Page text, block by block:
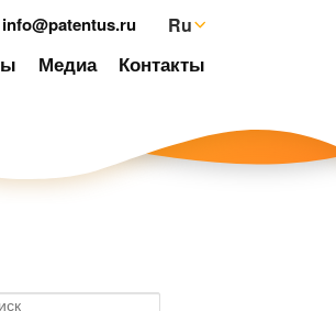
info@patentus.ru Ru
Медиа Контакты